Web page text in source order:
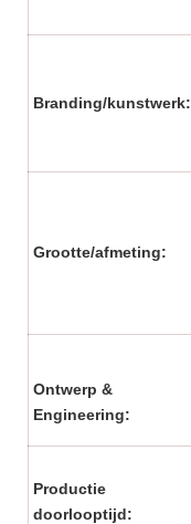
Branding/kunstwerk:
Grootte/afmeting:
Ontwerp &
Engineering:
Productie
doorlooptijd: